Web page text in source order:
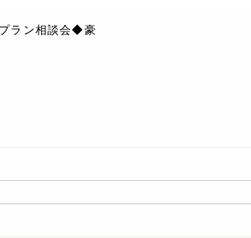
ラン相談会◆豪